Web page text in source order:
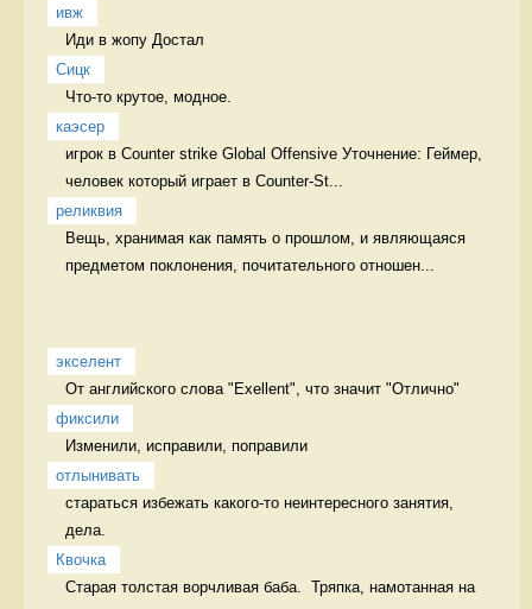
ивж
Иди в жопу Достал
Сицк
Что-то крутое, модное.
каэсер
игрок в Counter strike Global Offensive Уточнение: Геймер,
человек который играет в Counter-St...
реликвия
Вещь, хранимая как память о прошлом, и являющаяся
предметом поклонения, почитательного отношен...
экселент
От английского слова "Exellent", что значит "Отлично"
фиксили
Изменили, исправили, поправили
отлынивать
стараться избежать какого-то неинтересного занятия,
дела.
Квочка
Старая толстая ворчливая баба.  Тряпка, намотанная на